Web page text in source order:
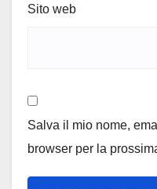
Sito web
Salva il mio nome,
browser per la